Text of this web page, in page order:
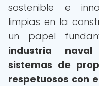
sostenible e
limpias en la
un papel
industria naval
sistemas de
respetuosos con